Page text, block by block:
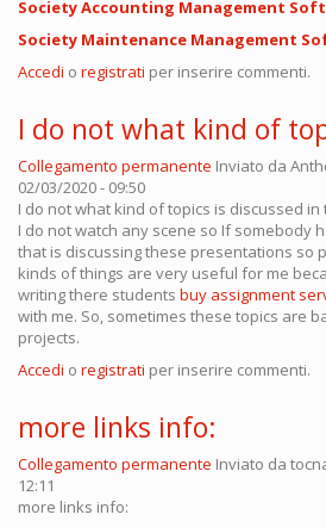
Society Accounting Management
Society Maintenance Management
Accedi o registrati per inserire commenti.
I do not what kind of
Collegamento permanente Inviato da
02/03/2020 - 09:50
I do not what kind of topics is discussed
I do not watch any scene so If somebody
that is discussing these presentations so
kinds of things are very useful for me
writing there students buy assignment
with me. So, sometimes these topics are
projects.
Accedi o registrati per inserire commenti.
more links info:
Collegamento permanente Inviato da
12:11
more links info: